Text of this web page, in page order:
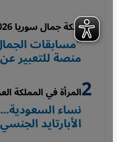
ملكة جمال سوريا 2026
"مسابقات
منصة للتعبير
المرأة في المملكة
نساء
الأبارتايد الجنسي